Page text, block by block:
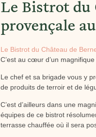
Le Bistrot du
provençale
Le Bistrot du Château de
C’est au cœur d’un
Le chef et sa brigade vous y
de produits de terroir et de
C’est d’ailleurs dans une
équipes de ce bistrot
terrasse chauffée où il sera